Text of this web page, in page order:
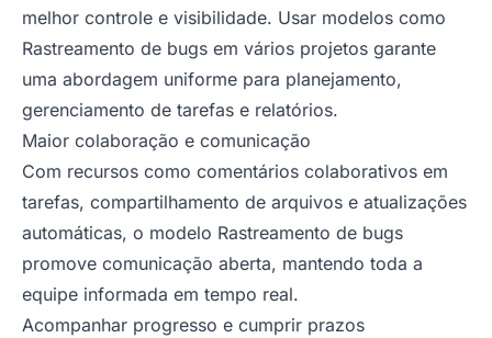
melhor controle e visibilidade. Usar modelos como
Rastreamento de bugs em vários projetos garante
uma abordagem uniforme para planejamento,
gerenciamento de tarefas e relatórios.
Maior colaboração e comunicação
Com recursos como comentários colaborativos em
tarefas, compartilhamento de arquivos e atualizações
automáticas, o modelo Rastreamento de bugs
promove comunicação aberta, mantendo toda a
equipe informada em tempo real.
Acompanhar progresso e cumprir prazos